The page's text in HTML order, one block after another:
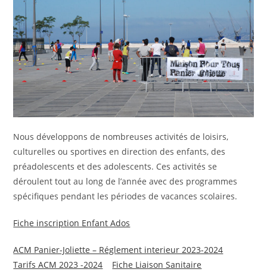
Nous développons de nombreuses activités de loisirs,
culturelles ou sportives en direction des enfants, des
préadolescents et des adolescents. Ces activités se
déroulent tout au long de l’année avec des programmes
spécifiques pendant les périodes de vacances scolaires.
Fiche inscription Enfant Ados
ACM Panier-Joliette – Réglement interieur 2023-2024
Tarifs ACM 2023 -2024
Fiche Liaison Sanitaire